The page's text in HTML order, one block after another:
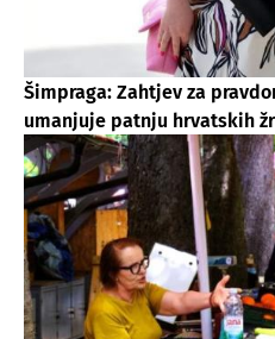
Šimpraga: Zahtjev za
umanjuje patnju hrvatskih